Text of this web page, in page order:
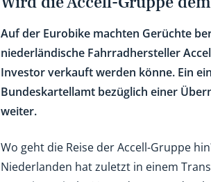
Auf der Eurobike machten Gerüchte
niederländische Fahrradhersteller
Investor verkauft werden könne. Ein
Bundeskartellamt bezüglich einer
weiter.
Wo geht die Reise der Accell-Gruppe
Niederlanden hat zuletzt in einem